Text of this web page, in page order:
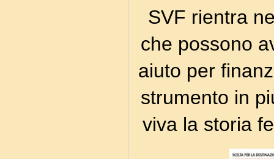
SVF rientra
che possono
aiuto per
strumento in
viva la storia